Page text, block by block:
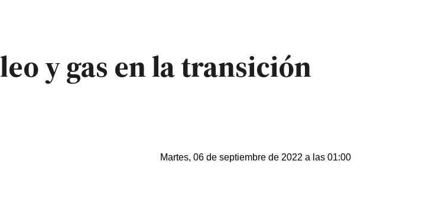
y gas en la transición
Martes, 06 de septiembre de 2022 a las 01:00